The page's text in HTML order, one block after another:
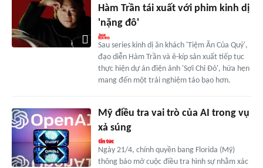
Hàm Trần tái xuất với phim kinh dị
'nặng đô'
Sau series kinh dị ăn khách 'Tiệm Ăn Của Quỷ',
đạo diễn Hàm Trần và ê-kíp sản xuất tiếp tục
thực hiện dự án điện ảnh 'Sợi Chỉ Đỏ', hứa hẹn
mang đến một trải nghiệm táo bạo hơn.
Mỹ điều tra vai trò của AI trong vụ
xả súng
Ngày 21/4, chính quyền bang Florida (Mỹ)
thông báo mở cuộc điều tra hình sự nhằm xác